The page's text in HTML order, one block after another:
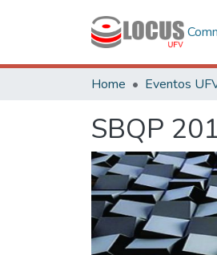
Home Eventos
SBQP